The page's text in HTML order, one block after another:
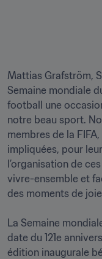
Mattias Grafström,
Semaine mondiale
football une
notre beau sport.
membres de la
impliquées, pour
l’organisation de
vivre-ensemble et
des moments de
La Semaine
date du 121e
édition inaugurale